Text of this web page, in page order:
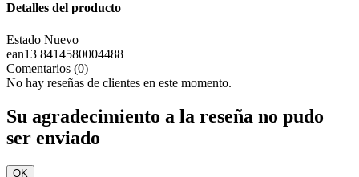
Detalles del producto
Estado Nuevo
ean13 8414580004488
Comentarios (0)
No hay reseñas de clientes en este momento.
Su agradecimiento a la reseña no pudo
ser enviado
OK